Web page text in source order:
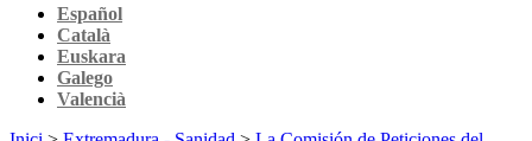
Español
Català
Euskara
Galego
Valencià